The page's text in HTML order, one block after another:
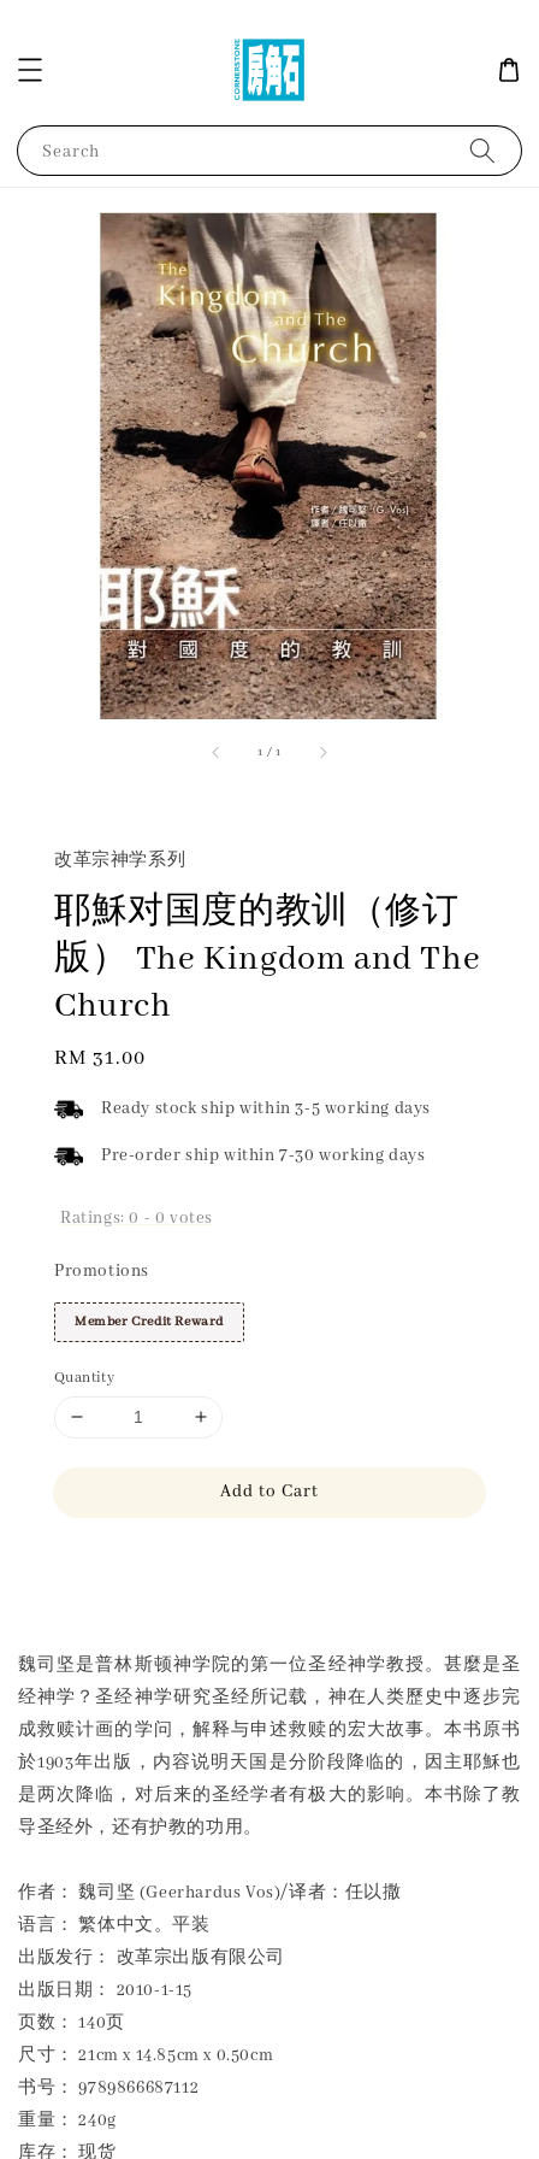
Search
1 /1
改革宗神学系列
耶穌对国度的教训（修订
版） The Kingdom and The
Church
Regular
RM 31.00
Ready stock ship within 3-5 working days
Pre-order ship within 7-30 working days
Ratings:0 - 0 votes
Promotions
Member Credit Reward
Quantity
Add to Cart
魏司坚是普林斯顿神学院的第一位圣经神学教授。甚麼是圣
经神学？圣经神学研究圣经所记载，神在人类歷史中逐步完
成救赎计画的学问，解释与申述救赎的宏大故事。本书原书
於1903年出版，内容说明天国是分阶段降临的，因主耶穌也
是两次降临，对后来的圣经学者有极大的影响。本书除了教
导圣经外，还有护教的功用。
作者： 魏司坚 (Geerhardus Vos)/译者：任以撒
语言： 繁体中文。平装
出版发行： 改革宗出版有限公司
出版日期： 2010-1-15
页数： 140页
尺寸： 21cm x 14.85cm x 0.50cm
书号： 9789866687112
重量： 240g
库存： 现货